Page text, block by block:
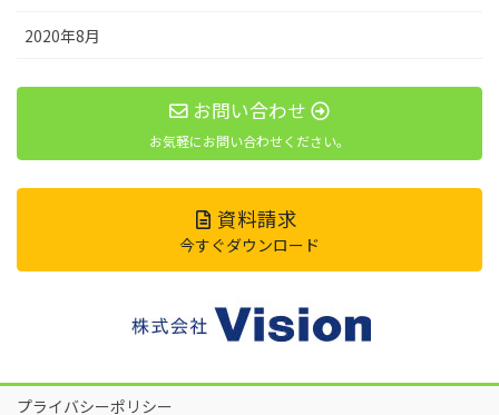
2020年8月
お問い合わせ
お気軽にお問い合わせください。
資料請求
今すぐダウンロード
プライバシーポリシー